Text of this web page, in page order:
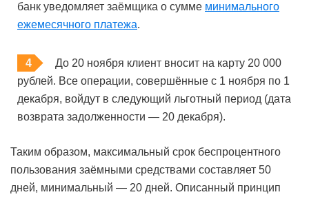
банк уведомляет заёмщика о сумме минимального
ежемесячного платежа.
До 20 ноября клиент вносит на карту 20 000
рублей. Все операции, совершённые с 1 ноября по 1
декабря, войдут в следующий льготный период (дата
возврата задолженности — 20 декабря).
Таким образом, максимальный срок беспроцентного
пользования заёмными средствами составляет 50
дней, минимальный — 20 дней. Описанный принцип